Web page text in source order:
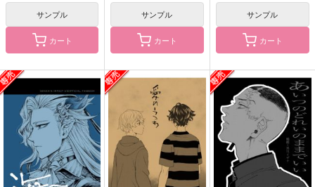
サンプル
カート
サンプル
カート
サンプル
カート